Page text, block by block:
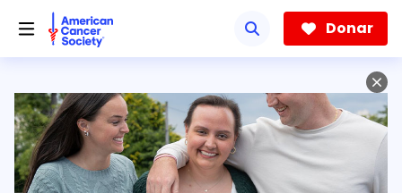
hacia
contenido
Donar